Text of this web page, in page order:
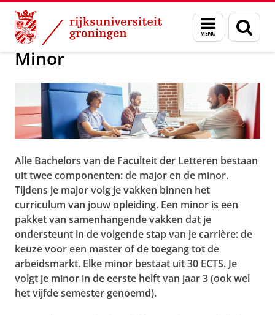
Skip
Content
Skip
Navigation
Menu
en
zoeken
Over ons Bachelor
Minor
Alle Bachelors van de Faculteit der Letteren bestaan
uit twee componenten: de major en de minor.
Tijdens je major volg je vakken binnen het
curriculum van jouw opleiding. Een minor is een
pakket van samenhangende vakken dat je
ondersteunt in de volgende stap van je carrière: de
keuze voor een master of de toegang tot de
arbeidsmarkt. Elke minor bestaat uit 30 ECTS. Je
volgt je minor in de eerste helft van jaar 3 (ook wel
het vijfde semester genoemd).